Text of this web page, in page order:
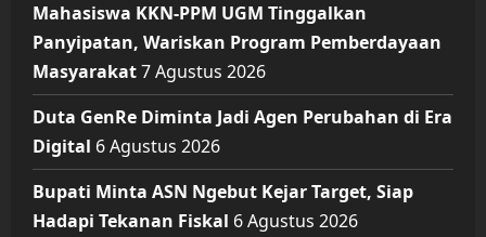
Mahasiswa KKN-PPM UGM Tinggalkan
Panyipatan, Wariskan Program Pemberdayaan
Masyarakat7 Agustus 2026
Duta GenRe Diminta Jadi Agen Perubahan di Era
Digital 6 Agustus 2026
Bupati Minta ASN Ngebut Kejar Target, Siap
Hadapi Tekanan Fiskal 6 Agustus 2026